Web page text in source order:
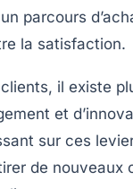
parcours
la satisfaction.
il existe
et
sur ces
de nouveaux